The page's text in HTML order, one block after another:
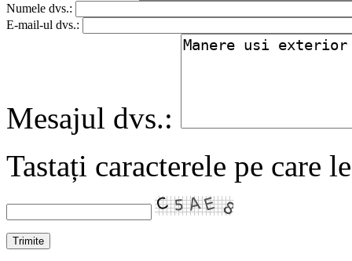
Numele dvs.:
E-mail-ul dvs.:
Mesajul dvs.:
Tastați caracterele pe care